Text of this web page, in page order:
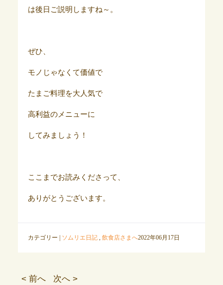
は後日ご説明しますね～。
ぜひ、
モノじゃなくて価値で
たまご料理を大人気で
高利益のメニューに
してみましょう！
ここまでお読みくださって、
ありがとうございます。
カテゴリー | ソムリエ日記, 飲食店さまへ2022年06月17日
< 前へ 次へ >